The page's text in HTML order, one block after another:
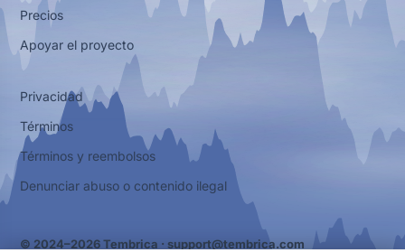
Precios
Apoyar el proyecto
Privacidad
Términos
Términos y reembolsos
Denunciar abuso o contenido ilegal
© 2024–2026 Tembrica · support@tembrica.com